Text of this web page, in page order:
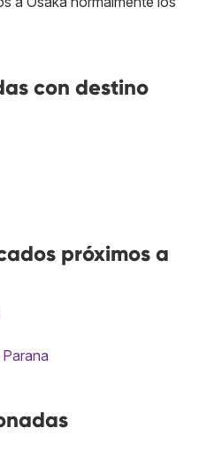
con destino
próximos a